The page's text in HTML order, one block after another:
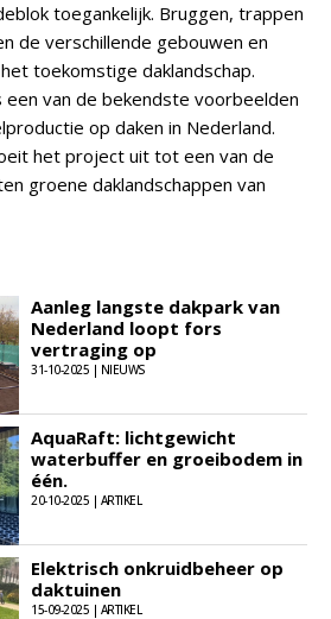
toegankelijk. Bruggen, trappen
de verschillende gebouwen en
toekomstige daklandschap.
een van de bekendste voorbeelden
op daken in Nederland.
het project uit tot een van de
groene daklandschappen van
Aanleg langste dakpark van
Nederland loopt fors
vertraging op
31-10-2025 | NIEUWS
AquaRaft: lichtgewicht
waterbuffer en groeibodem in
één.
20-10-2025 | ARTIKEL
Elektrisch onkruidbeheer op
daktuinen
15-09-2025 | ARTIKEL